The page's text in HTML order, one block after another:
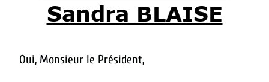
Sandra BLAISE
Oui, Monsieur le Président,